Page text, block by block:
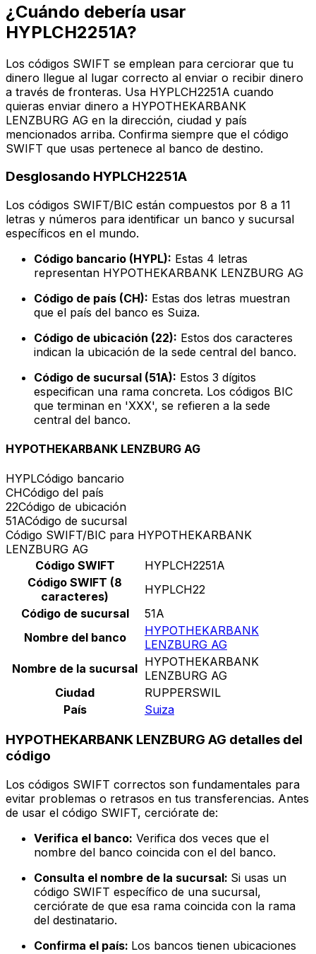
¿Cuándo debería usar
HYPLCH2251A?
Los códigos SWIFT se emplean para cerciorar que tu
dinero llegue al lugar correcto al enviar o recibir dinero
a través de fronteras. Usa HYPLCH2251A cuando
quieras enviar dinero a HYPOTHEKARBANK
LENZBURG AG en la dirección, ciudad y país
mencionados arriba. Confirma siempre que el código
SWIFT que usas pertenece al banco de destino.
Desglosando HYPLCH2251A
Los códigos SWIFT/BIC están compuestos por 8 a 11
letras y números para identificar un banco y sucursal
específicos en el mundo.
Código bancario (HYPL): Estas 4 letras
representan HYPOTHEKARBANK LENZBURG AG
Código de país (CH): Estas dos letras muestran
que el país del banco es Suiza.
Código de ubicación (22): Estos dos caracteres
indican la ubicación de la sede central del banco.
Código de sucursal (51A): Estos 3 dígitos
especifican una rama concreta. Los códigos BIC
que terminan en 'XXX', se refieren a la sede
central del banco.
HYPOTHEKARBANK LENZBURG AG
HYPLCódigo bancario
CHCódigo del país
22Código de ubicación
51ACódigo de sucursal
Código SWIFT/BIC para HYPOTHEKARBANK
LENZBURG AG
Código SWIFT
HYPLCH2251A
Código SWIFT (8
caracteres)
HYPLCH22
Código de sucursal
51A
Nombre del banco
HYPOTHEKARBANK
LENZBURG AG
Nombre de la sucursal HYPOTHEKARBANK
LENZBURG AG
Ciudad
RUPPERSWIL
País
Suiza
HYPOTHEKARBANK LENZBURG AG detalles del
código
Los códigos SWIFT correctos son fundamentales para
evitar problemas o retrasos en tus transferencias. Antes
de usar el código SWIFT, cerciórate de:
Verifica el banco: Verifica dos veces que el
nombre del banco coincida con el del banco.
Consulta el nombre de la sucursal: Si usas un
código SWIFT específico de una sucursal,
cerciórate de que esa rama coincida con la rama
del destinatario.
Confirma el país: Los bancos tienen ubicaciones